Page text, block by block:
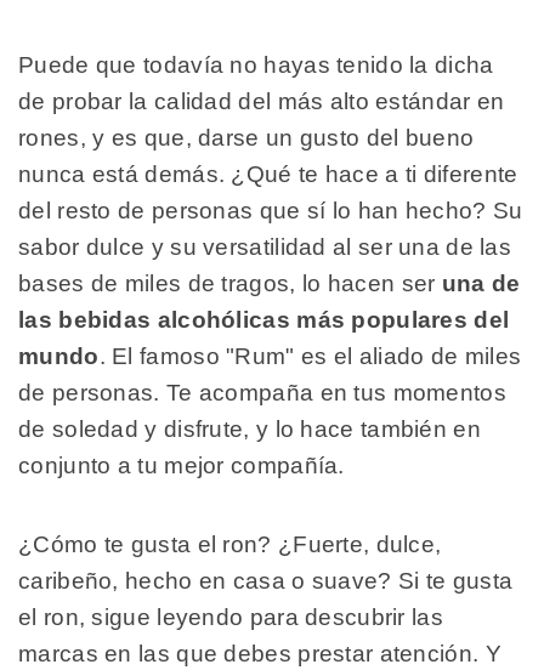
Puede que todavía no hayas tenido la dicha
de probar la calidad del más alto estándar en
rones, y es que, darse un gusto del bueno
nunca está demás. ¿Qué te hace a ti diferente
del resto de personas que sí lo han hecho? Su
sabor dulce y su versatilidad al ser una de las
bases de miles de tragos, lo hacen ser una de
las bebidas alcohólicas más populares del
mundo. El famoso "Rum" es el aliado de miles
de personas. Te acompaña en tus momentos
de soledad y disfrute, y lo hace también en
conjunto a tu mejor compañía.
¿Cómo te gusta el ron? ¿Fuerte, dulce,
caribeño, hecho en casa o suave? Si te gusta
el ron, sigue leyendo para descubrir las
marcas en las que debes prestar atención. Y